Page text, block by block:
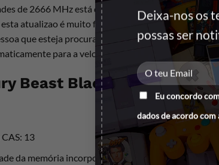
Deixa-nos os
possas ser
Eu concordo
dados de acordo com
de 2666 MHz está disponível no Intel XMP e
atualizao é muito fácil e sem complicaes para
que esteja procurando uma atualizao para
para a velocidade mais alta permitida…
Beast Black DDR4
13
da memória incorporada: 16 GB